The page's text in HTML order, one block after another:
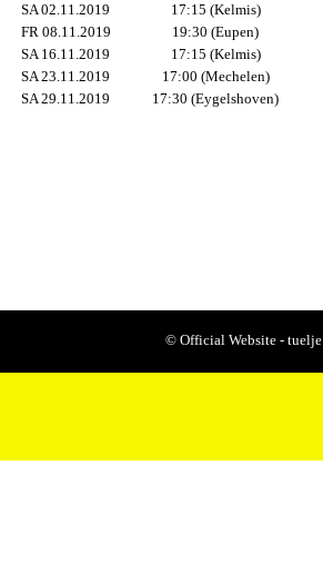
SA 02.11.2019
17:15 (Kelmis)
FR 08.11.2019
19:30 (Eupen)
SA 16.11.2019
17:15 (Kelmis)
SA 23.11.2019
17:00 (Mechelen)
SA 29.11.2019 17:30 (Eygelshoven)
© Official Website -